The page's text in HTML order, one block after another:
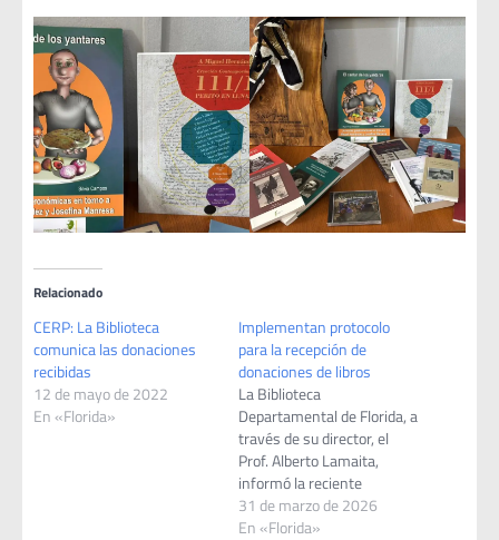
Relacionado
CERP: La Biblioteca
comunica las donaciones
recibidas
12 de mayo de 2022
En «Florida»
Implementan protocolo
para la recepción de
donaciones de libros
La Biblioteca
Departamental de Florida, a
través de su director, el
Prof. Alberto Lamaita,
informó la reciente
elaboración de un protocolo
que regula la recepción de
31 de marzo de 2026
En «Florida»